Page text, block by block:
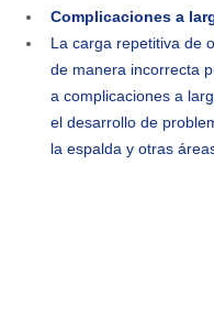
Complicaciones a
La carga repetitiva de
de manera incorrecta
a complicaciones a
el desarrollo de
la espalda y otras